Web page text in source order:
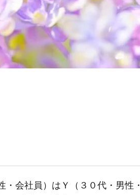
・会社員）はＹ（３０代・男性